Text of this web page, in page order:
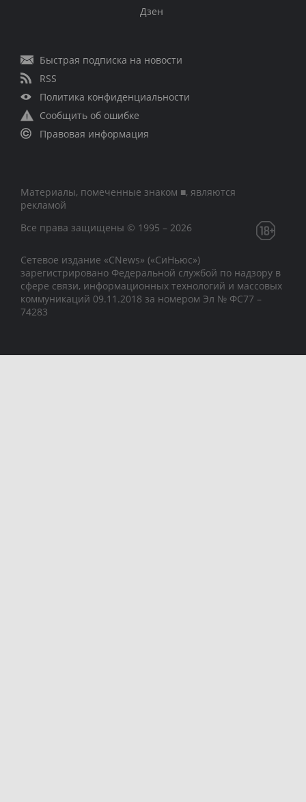
Дзен
Быстрая подписка на новости
RSS
Политика конфиденциальности
Сообщить об ошибке
Правовая информация
Материалы, помеченные знаком ■, являются
рекламой
Все права защищены © 1995 – 2026
Сетевое издание «CNews» («СиНьюс»)
зарегистрировано Федеральной службой по надзору в
сфере связи, информационных технологий и массовых
коммуникаций 09.11.2018 за номером Эл № ФС77 –
74283